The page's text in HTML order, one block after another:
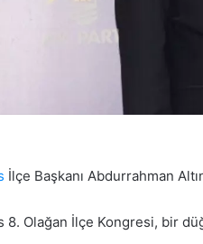
İlçe Başkanı Abdurrahman
8. Olağan İlçe Kongresi, bir